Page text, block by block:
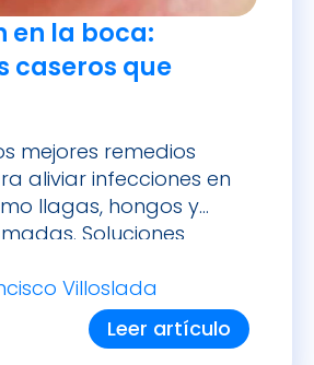
en la boca:
caseros que
mejores remedios
aliviar infecciones en
llagas, hongos y
Soluciones
y efectivas sin salir
Villoslada
Leer artículo